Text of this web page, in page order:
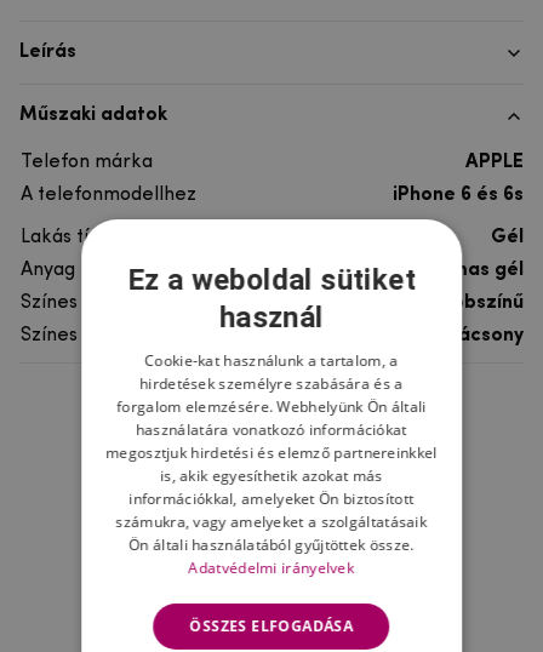
Leírás
Műszaki adatok
Telefon márka
APPLE
A telefonmodellhez
iPhone 6 és 6s
Lakás típusa
Gél
Anyag
rugalmas gél
Színes
többszínű
Színes motívum
Karácsony
Ne felejtsd el
Ez a weboldal sütiket
használ
Cookie-kat használunk a tartalom, a
hirdetések személyre szabására és a
forgalom elemzésére. Webhelyünk Ön általi
használatára vonatkozó információkat
megosztjuk hirdetési és elemző partnereinkkel
is, akik egyesíthetik azokat más
információkkal, amelyeket Ön biztosított
számukra, vagy amelyeket a szolgáltatásaik
Ön általi használatából gyűjtöttek össze.
Adatvédelmi irányelvek
ÖSSZES ELFOGADÁSA